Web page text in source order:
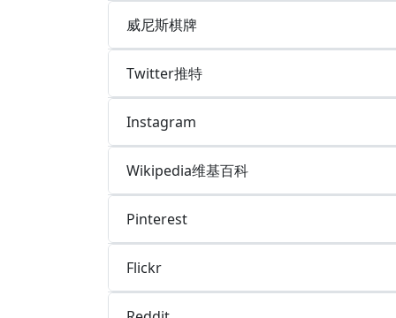
威尼斯棋牌
Twitter推特
Instagram
Wikipedia维基百科
Pinterest
Flickr